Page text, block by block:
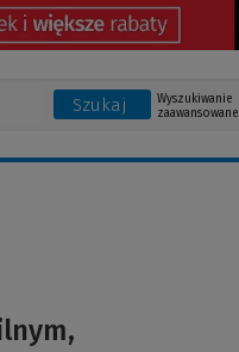
Szukaj
Wyszukiwanie
zaawansowane